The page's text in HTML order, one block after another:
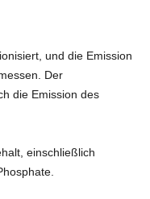
und die Emission
Der
die Emission des
einschließlich